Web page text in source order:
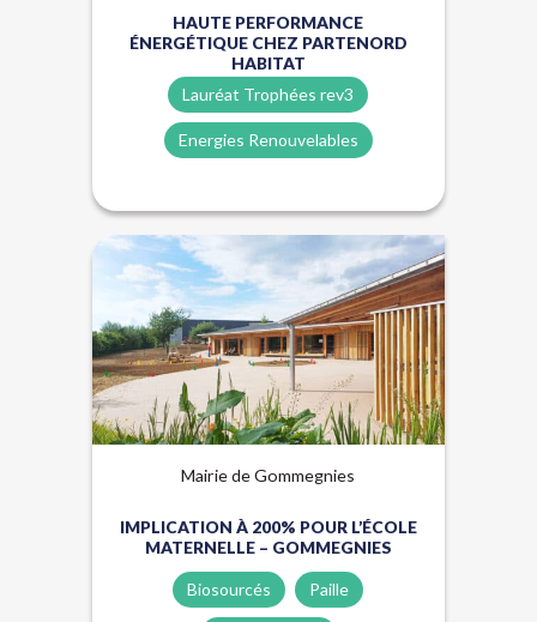
HAUTE PERFORMANCE
ÉNERGÉTIQUE CHEZ PARTENORD
HABITAT
Lauréat Trophées rev3
Energies Renouvelables
Biosourcés Énergies renouvelables
Lauréat Trophées Rev3 Paille
Qualité de l'air
Mairie de Gommegnies
IMPLICATION À 200% POUR L’ÉCOLE
MATERNELLE – GOMMEGNIES
Biosourcés Paille